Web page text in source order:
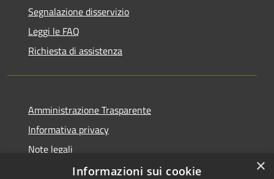
Segnalazione disservizio
Leggi le FAQ
Richiesta di assistenza
Amministrazione Trasparente
Informativa privacy
Note legali
Dichiarazione di accessibilità
×
Informazioni sui cookie